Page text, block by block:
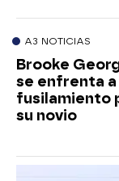
A3 NOTICIAS
Brooke
se enfrenta
fusilamiento
su novio